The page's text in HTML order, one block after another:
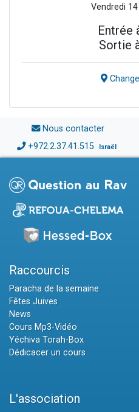
Vendredi
Entrée
Sortie
Nous contacter
+972.2.37.41.515 Israël
Raccourcis
Paracha de la semaine
Fêtes Juives
News
Cours Mp3-Vidéo
Yéchiva Torah-Box
Dédicacer un cours
L'association